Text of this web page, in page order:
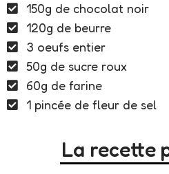
150g de chocolat noir
120g de beurre
3 oeufs entier
50g de sucre roux
60g de farine
1 pincée de fleur de sel
La recette